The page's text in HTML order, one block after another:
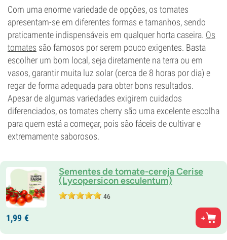
Com uma enorme variedade de opções, os tomates
apresentam-se em diferentes formas e tamanhos, sendo
praticamente indispensáveis em qualquer horta caseira. Os
tomates são famosos por serem pouco exigentes. Basta
escolher um bom local, seja diretamente na terra ou em
vasos, garantir muita luz solar (cerca de 8 horas por dia) e
regar de forma adequada para obter bons resultados.
Apesar de algumas variedades exigirem cuidados
diferenciados, os tomates cherry são uma excelente escolha
para quem está a começar, pois são fáceis de cultivar e
extremamente saborosos.
Sementes de tomate-cereja Cerise
(Lycopersicon esculentum)
46
1,99 €